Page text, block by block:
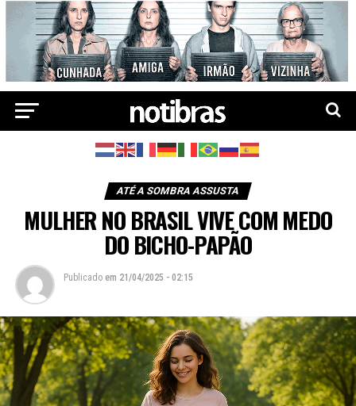
ATÉ A SOMBRA ASSUSTA
MULHER NO BRASIL VIVE COM MEDO
DO BICHO-PAPÃO
Publicado em 21/04/2025 - 02:15